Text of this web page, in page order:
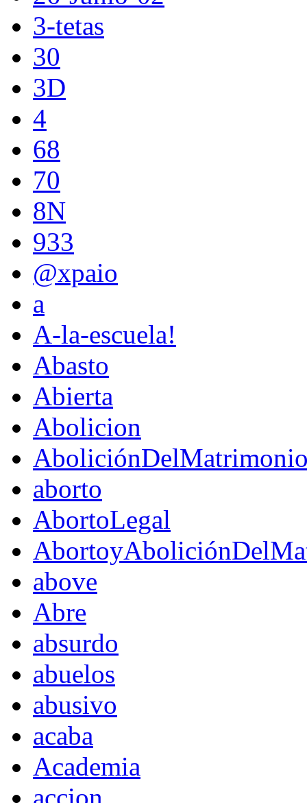
3-tetas
30
3D
4
68
70
8N
933
@xpaio
a
A-la-escuela!
Abasto
Abierta
Abolicion
aborto
AbortoLegal
above
Abre
absurdo
abuelos
abusivo
acaba
Academia